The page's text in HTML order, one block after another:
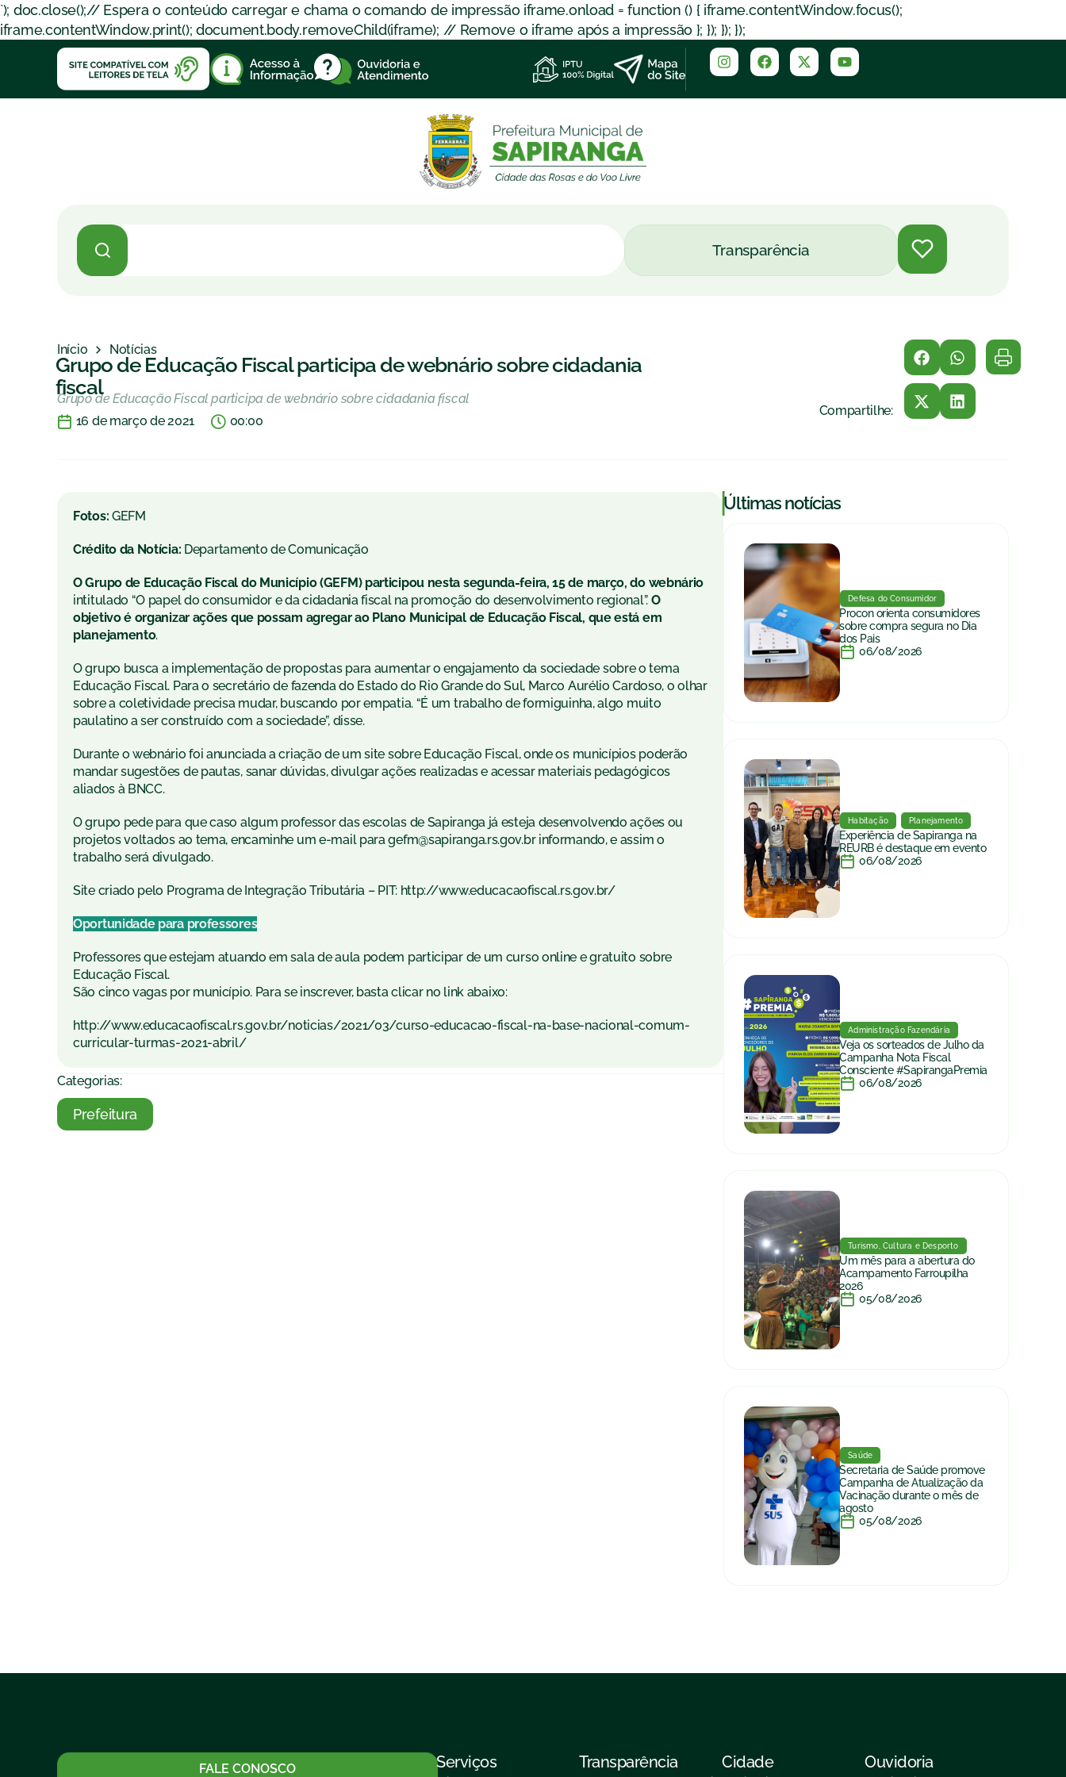
`); doc.close();// Espera o conteúdo carregar e chama o comando de impressão iframe.onload = function () { iframe.contentWindow.focus();
iframe.contentWindow.print(); document.body.removeChild(iframe); // Remove o iframe após a impressão }; }); }); });
Transparência
Início Notícias
Grupo de Educação Fiscal participa de webnário sobre cidadania
fiscal
Grupo de Educação Fiscal participa de webnário sobre cidadania fiscal
16 de março de 2021
00:00
Compartilhe:
Fotos: GEFM
Crédito da Notícia: Departamento de Comunicação
O Grupo de Educação Fiscal do Município (GEFM) participou nesta segunda-feira, 15 de março, do webnário
intitulado “O papel do consumidor e da cidadania fiscal na promoção do desenvolvimento regional”.O
objetivo é organizar ações que possam agregar ao Plano Municipal de Educação Fiscal, que está em
planejamento.
O grupo busca a implementação de propostas para aumentar o engajamento da sociedade sobre o tema
Educação Fiscal. Para o secretário de fazenda do Estado do Rio Grande do Sul, Marco Aurélio Cardoso, o olhar
sobre a coletividade precisa mudar, buscando por empatia. “É um trabalho de formiguinha, algo muito
paulatino a ser construído com a sociedade”, disse.
Durante o webnário foi anunciada a criação de um site sobre Educação Fiscal, onde os municípios poderão
mandar sugestões de pautas, sanar dúvidas, divulgar ações realizadas e acessar materiais pedagógicos
aliados à BNCC.
O grupo pede para que caso algum professor das escolas de Sapiranga já esteja desenvolvendo ações ou
projetos voltados ao tema, encaminhe um e-mail para gefm@sapiranga.rs.gov.br informando, e assim o
trabalho será divulgado.
Site criado pelo Programa de Integração Tributária – PIT: http://www.educacaofiscal.rs.gov.br/
Oportunidade para professores
Professores que estejam atuando em sala de aula podem participar de um curso online e gratuito sobre
Educação Fiscal.
São cinco vagas por município. Para se inscrever, basta clicar no link abaixo:
http://www.educacaofiscal.rs.gov.br/noticias/2021/03/curso-educacao-fiscal-na-base-nacional-comum-
curricular-turmas-2021-abril/
Categorias:
Prefeitura
|Últimas notícias
Defesa do Consumidor
Procon orienta consumidores
sobre compra segura no Dia
dos Pais
06/08/2026
Habitação Planejamento
Experiência de Sapiranga na
REURB é destaque em evento
06/08/2026
Administração Fazendária
Veja os sorteados de Julho da
Campanha Nota Fiscal
Consciente #SapirangaPremia
06/08/2026
Turismo, Cultura e Desporto
Um mês para a abertura do
Acampamento Farroupilha
2026
05/08/2026
Saúde
Secretaria de Saúde promove
Campanha de Atualização da
Vacinação durante o mês de
agosto
05/08/2026
FALE CONOSCO Serviços Transparência Cidade Ouvidoria